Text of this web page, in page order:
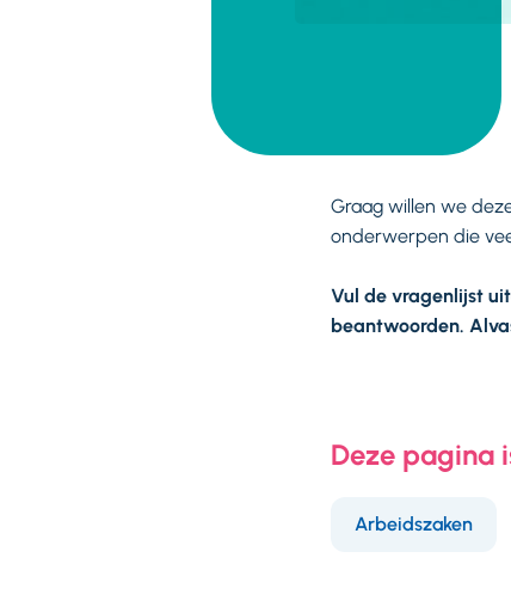
Graag willen we
onderwerpen die
Vul de vragenlijst
beantwoorden.
Deze pagina
Arbeidszaken